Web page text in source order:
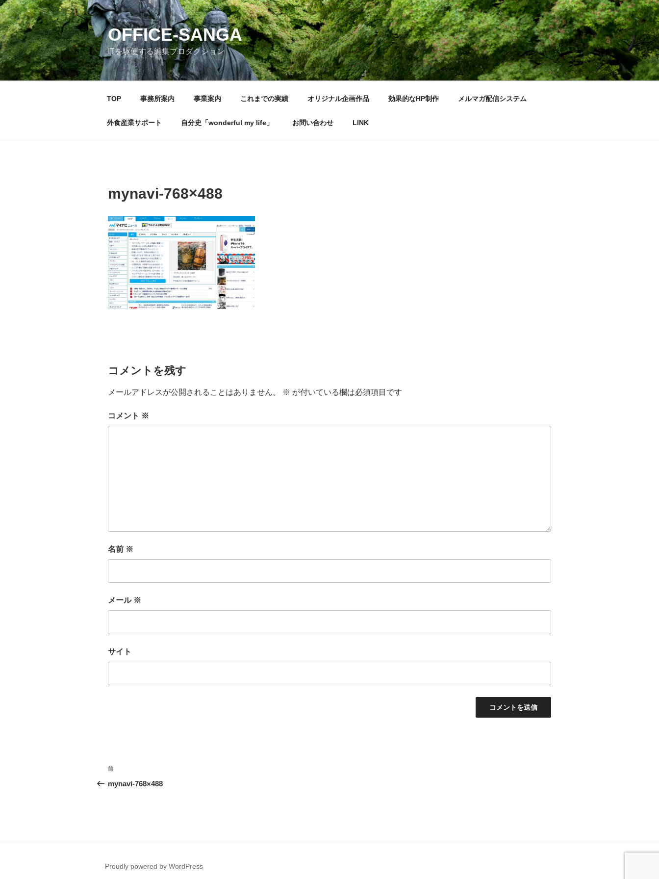
コ
ン
テ
ン
ツ
へ
ス
OFFICE-SANGA
ITを駆使する編集プロダクション
TOP 事務所案内 事業案内 これまでの実績 オリジナル企画作品 効果的なHP制作 メルマガ配信システム
外食産業サポート 自分史「wonderful my life」 お問い合わせ LINK
mynavi-768×488
コメントを残す
メールアドレスが公開されることはありません。 ※ が付いている欄は必須項目です
コメント ※
名前 ※
メール ※
サイト
投
稿
シ
前
の
前
mynavi-768×488
Proudly powered by WordPress